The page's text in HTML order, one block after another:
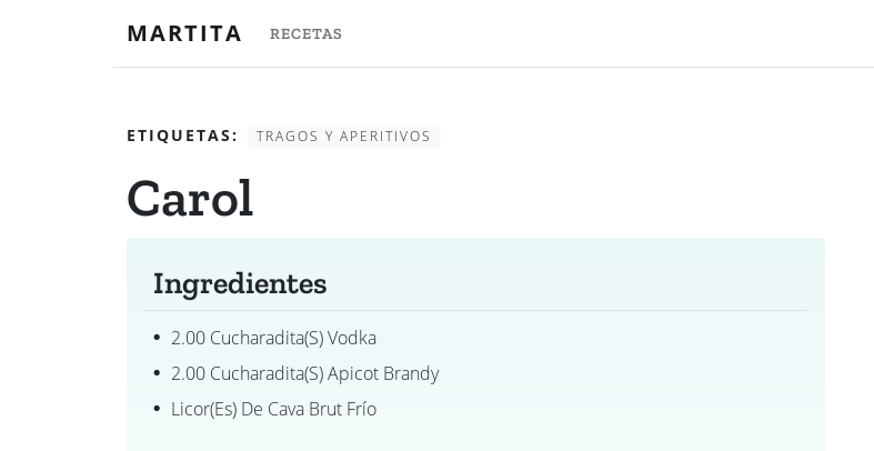
MARTITA RECETAS
ETIQUETAS: TRAGOS Y APERITIVOS
Carol
Ingredientes
2.00 Cucharadita(s) Vodka
2.00 Cucharadita(s) Apicot Brandy
Licor(es) De Cava Brut Frío